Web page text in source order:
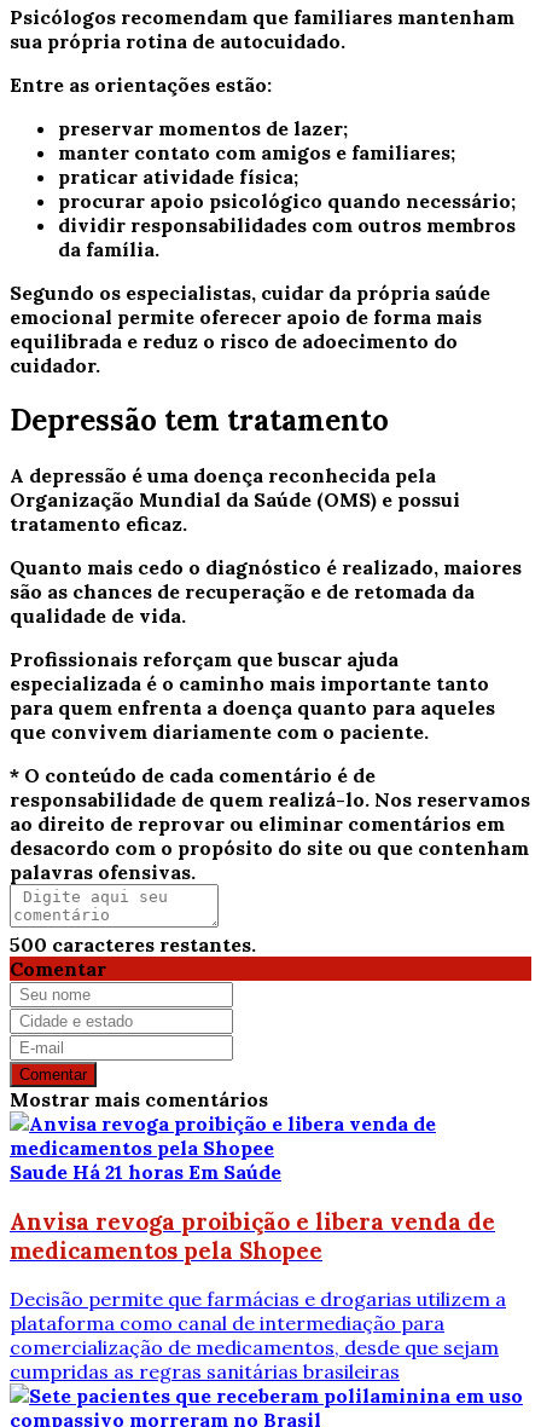
Psicólogos recomendam que familiares mantenham
sua própria rotina de autocuidado.
Entre as orientações estão:
preservar momentos de lazer;
manter contato com amigos e familiares;
praticar atividade física;
procurar apoio psicológico quando necessário;
dividir responsabilidades com outros membros
da família.
Segundo os especialistas, cuidar da própria saúde
emocional permite oferecer apoio de forma mais
equilibrada e reduz o risco de adoecimento do
cuidador.
Depressão tem tratamento
A depressão é uma doença reconhecida pela
Organização Mundial da Saúde (OMS) e possui
tratamento eficaz.
Quanto mais cedo o diagnóstico é realizado, maiores
são as chances de recuperação e de retomada da
qualidade de vida.
Profissionais reforçam que buscar ajuda
especializada é o caminho mais importante tanto
para quem enfrenta a doença quanto para aqueles
que convivem diariamente com o paciente.
* O conteúdo de cada comentário é de
responsabilidade de quem realizá-lo. Nos reservamos
ao direito de reprovar ou eliminar comentários em
desacordo com o propósito do site ou que contenham
palavras ofensivas.
500 caracteres restantes.
Comentar
Comentar
Mostrar mais comentários
Saude Há 21 horas Em Saúde
Anvisa revoga proibição e libera venda de
medicamentos pela Shopee
Decisão permite que farmácias e drogarias utilizem a
plataforma como canal de intermediação para
comercialização de medicamentos, desde que sejam
cumpridas as regras sanitárias brasileiras